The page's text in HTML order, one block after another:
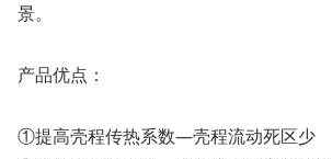
景。
产品优点：
①提高壳程传热系数—壳程流动死区少